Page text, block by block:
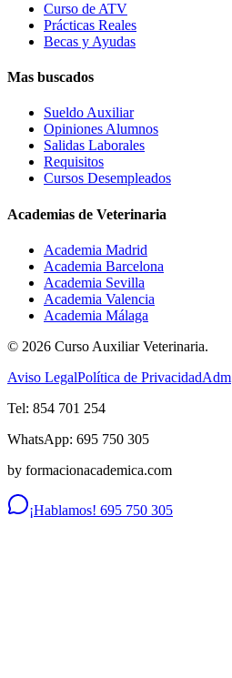
Curso de ATV
Prácticas Reales
Becas y Ayudas
Mas buscados
Sueldo Auxiliar
Opiniones Alumnos
Salidas Laborales
Requisitos
Cursos Desempleados
Academias de Veterinaria
Academia Madrid
Academia Barcelona
Academia Sevilla
Academia Valencia
Academia Málaga
© 2026 Curso Auxiliar Veterinaria.
Aviso LegalPolítica de PrivacidadAdm
Tel: 854 701 254
WhatsApp: 695 750 305
by formacionacademica.com
¡Hablamos! 695 750 305